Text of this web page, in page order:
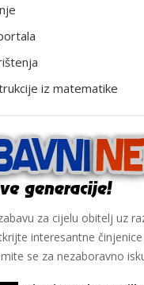
iz matematike
za cijelu obitelj uz
interesantne
se za nezaboravno